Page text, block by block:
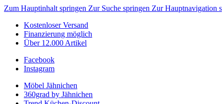
Zum Hauptinhalt springen Zur Suche springen Zur Hauptnavigation
Kostenloser Versand
Finanzierung möglich
Über 12.000 Artikel
Facebook
Instagram
Möbel Jähnichen
360grad by Jähnichen